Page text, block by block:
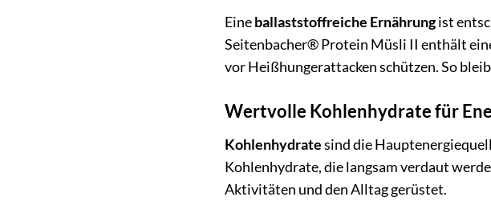
Eineballaststoffreiche Ernährungist
Seitenbacher® Protein Müsli II enthält
vor Heißhungerattacken schützen. So
Wertvolle Kohlenhydrate für
Kohlenhydratesind die
Kohlenhydrate, die langsam verdaut
Aktivitäten und den Alltag gerüstet.